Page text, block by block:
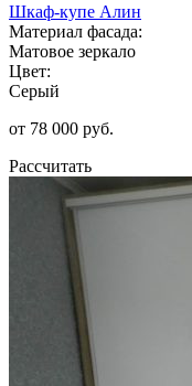
Шкаф-купе Алин
Материал фасада:
Матовое зеркало
Цвет:
Серый
от 78 000 руб.
Рассчитать